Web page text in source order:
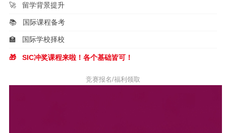
🚀 留学背景提升
📚 国际课程备考
🏫 国际学校择校
🎁 SIC冲奖课程来啦！各个基础皆可！
竞赛报名/福利领取